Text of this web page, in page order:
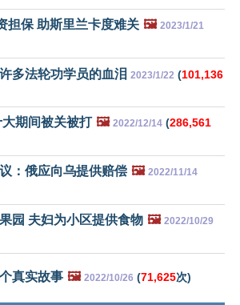
担保 助斯里兰卡度难关 🖼️ 2023/1/21
多法轮功学员的血泪 2023/1/22 (101,136
大期间被关被打 🖼️ 2022/12/14 (286,561
：俄应向乌提供赔偿 🖼️ 2022/11/14
园 夫妇为小区提供食物 🖼️ 2022/10/29
真实故事 🖼️ 2022/10/26 (71,625次)